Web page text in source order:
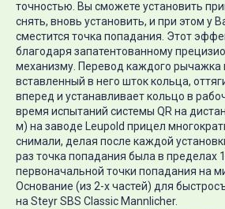
точностью. Вы сможете установить
снять, вновь установить, и при этом у
сместится точка попадания. Этот
благодаря запатентованному
механизму. Перевод каждого рычажка
вставленный в него шток кольца,
вперед и устанавливает кольцо в
время испытаний системы QR на
м) на заводе Leupold прицел
снимали, делая после каждой
раз точка попадания была в пределах
первоначальной точки попадания на
Основание (из 2-х частей) для
на Steyr SBS Classic Mannlicher.